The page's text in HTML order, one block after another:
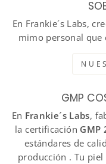
En Frankie´s Labs,
mimo personal que
GMP
En Frankie´s Labs,
la certificación GMP
estándares de
producción . Tu